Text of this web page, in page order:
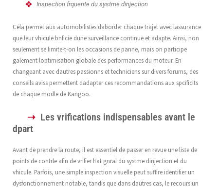
Inspection frquente du systme dinjection
Cela permet aux automobilistes daborder chaque trajet avec lassurance
que leur vhicule bnficie dune surveillance continue et adapte. Ainsi, non
seulement se limite-t-on les occasions de panne, mais on participe
galement loptimisation globale des performances du moteur. En
changeant avec dautres passionns et techniciens sur divers forums, des
conseils aviss permettent dadapter ces recommandations aux spcificits
de chaque modle de Kangoo.
Les vrifications indispensables avant le
dpart
Avant de prendre la route, il est essentiel de passer en revue une liste de
points de contrle afin de vrifier ltat gnral du systme dinjection et du
vhicule. Parfois, une simple inspection visuelle peut suffire identifier un
dysfonctionnement notable, tandis que dans dautres cas, le recours un